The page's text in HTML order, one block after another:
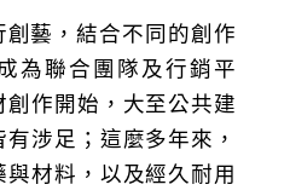
創藝，結合不同的創作
為聯合團隊及行銷平
作開始，大至公共建
涉足；這麼多年來，
材料，以及經久耐用